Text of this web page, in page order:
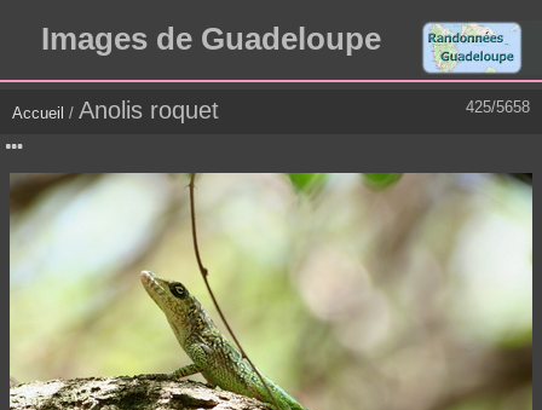
Images de Guadeloupe
425/5658
Accueil / Anolis roquet